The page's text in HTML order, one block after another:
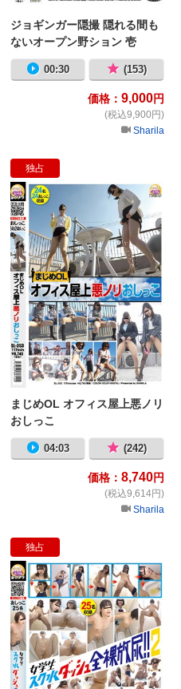
ジョギンガー隠撮 隠れる間も
ないオープン野ション 壱
00:30 (153)
価格： 9,000円
(税込9,900円)
Sharila
隠撮 座り野ション 壱〜座らないと
独占
まじめOL オフィス屋上悪ノリ
おしっこ
04:03 (242)
価格： 8,740円
(税込9,614円)
Sharila
スクープ！地方女子アナの破廉恥生
独占